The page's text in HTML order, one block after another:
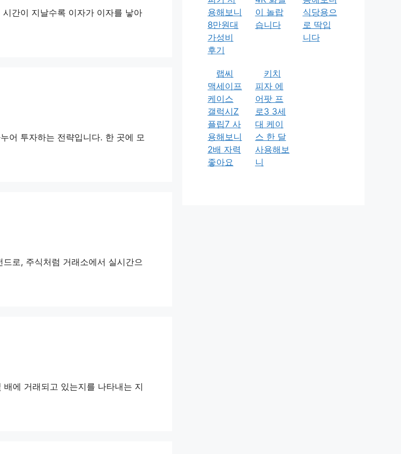
간이 지날수록 이자가 이자를 낳아
어 투자하는 전략입니다. 한 곳에 모
로, 주식처럼 거래소에서 실시간으
에 거래되고 있는지를 나타내는 지
용해보니
8만원대
가성비
후기
이 놀랍
습니다
식당용으
로 딱입
니다
랩씨
맥세이프
케이스
갤럭시Z
플립7 사
용해보니
2배 자력
좋아요
키치
피자 에
어팟 프
로3 3세
대 케이
스 한 달
사용해보
니